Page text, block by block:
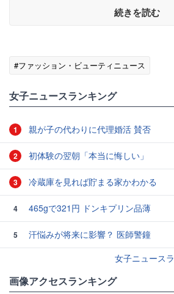
続きを読む
#ファッション・ビューティニュース
女子ニュースランキング
1 親が子の代わりに代理婚活 賛否
2 初体験の翌朝「本当に悔しい」
3 冷蔵庫を見れば貯まる家かわかる
4 465gで321円 ドンキプリン品薄
5
汗悩みが将来に影響？ 医師警鐘
女子ニュース
画像アクセスランキング